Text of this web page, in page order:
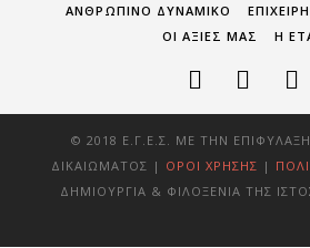
ΑΝΘΡΩΠΙΝΟ ΔΥΝΑΜΙΚΟ
ΟΙ ΑΞΙΕΣ ΜΑΣ
Η
© 2018 Ε.Γ.Ε.Σ. ΜΕ ΤΗΝ
ΔΙΚΑΙΏΜΑΤΟΣ | ΌΡΟΙ ΧΡΉΣΗΣ |
ΔΗΜΙΟΥΡΓΊΑ & ΦΙΛΟΞΕΝΊΑ ΤΗΣ